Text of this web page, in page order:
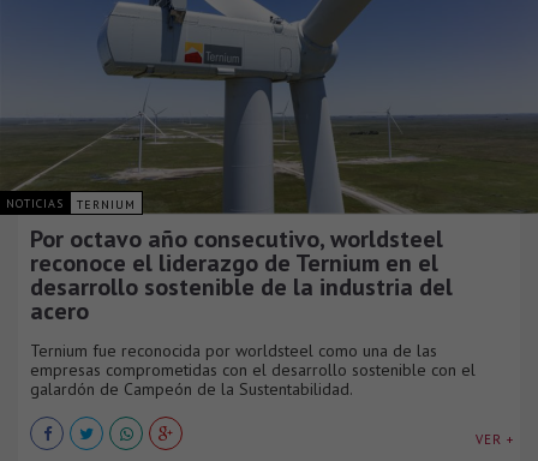
NOTICIAS TERNIUM
Por octavo año consecutivo, worldsteel
reconoce el liderazgo de Ternium en el
desarrollo sostenible de la industria del
acero
Ternium fue reconocida por worldsteel como una de las
empresas comprometidas con el desarrollo sostenible con el
galardón de Campeón de la Sustentabilidad.
VER +